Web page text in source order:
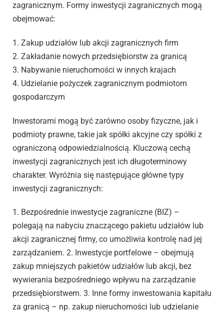
zagranicznym. Formy inwestycji zagranicznych mogą
obejmować:
1. Zakup udziałów lub akcji zagranicznych firm
2. Zakładanie nowych przedsiębiorstw za granicą
3. Nabywanie nieruchomości w innych krajach
4. Udzielanie pożyczek zagranicznym podmiotom
gospodarczym
Inwestorami mogą być zarówno osoby fizyczne, jak i
podmioty prawne, takie jak spółki akcyjne czy spółki z
ograniczoną odpowiedzialnością. Kluczową cechą
inwestycji zagranicznych jest ich długoterminowy
charakter. Wyróżnia się następujące główne typy
inwestycji zagranicznych:
1. Bezpośrednie inwestycje zagraniczne (BIZ) –
polegają na nabyciu znaczącego pakietu udziałów lub
akcji zagranicznej firmy, co umożliwia kontrolę nad jej
zarządzaniem. 2. Inwestycje portfelowe – obejmują
zakup mniejszych pakietów udziałów lub akcji, bez
wywierania bezpośredniego wpływu na zarządzanie
przedsiębiorstwem. 3. Inne formy inwestowania kapitału
za granicą – np. zakup nieruchomości lub udzielanie